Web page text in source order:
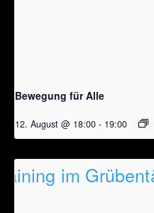
Bewegung für Alle
12. August @ 18:00 - 19:00